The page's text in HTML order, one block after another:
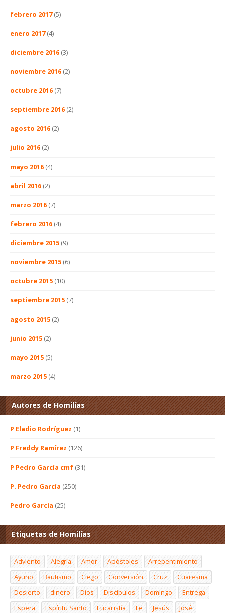
febrero 2017(5)
enero 2017(4)
diciembre 2016 (3)
noviembre 2016 (2)
octubre 2016 (7)
septiembre 2016 (2)
agosto 2016 (2)
julio 2016 (2)
mayo 2016 (4)
abril 2016 (2)
marzo 2016 (7)
febrero 2016 (4)
diciembre 2015 (9)
noviembre 2015 (6)
octubre 2015 (10)
septiembre 2015 (7)
agosto 2015 (2)
junio 2015 (2)
mayo 2015 (5)
marzo 2015 (4)
Autores de Homilías
P Eladio Rodríguez (1)
P Freddy Ramírez (126)
P Pedro García cmf (31)
P. Pedro García (250)
Pedro García (25)
Etiquetas de Homilías
Adviento Alegría Amor Apóstoles
Arrepentimiento
Ayuno
Bautismo Ciego Conversión Cruz
Cuaresma
Desierto
dinero Dios Discípulos Domingo
Entrega
Espera
Espíritu Santo Eucaristía Fe Jesús
José